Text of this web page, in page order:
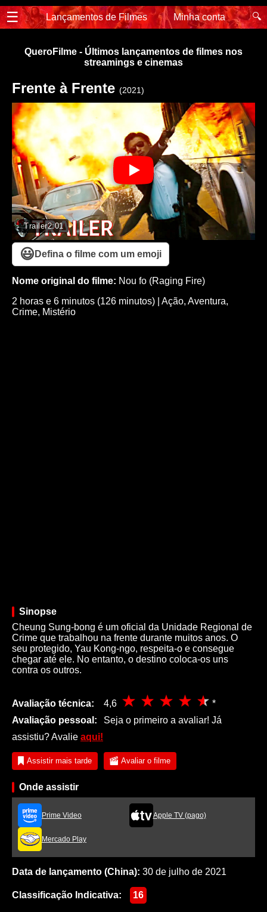
☰ Lançamentos de Filmes Minha conta 🔍
QueroFilme - Últimos lançamentos de filmes nos
streamings e cinemas
Frente à Frente (2021)
Trailer2:01
😃 Defina o filme com um emoji
Nome original do filme: Nou fo (Raging Fire)
2 horas e 6 minutos (126 minutos)
Ação, Aventura,
Crime, Mistério
Sinopse
Cheung Sung-bong é um oficial da Unidade Regional de
Crime que trabalhou na frente durante muitos anos. O
seu protegido, Yau Kong-ngo, respeita-o e consegue
chegar até ele. No entanto, o destino coloca-os uns
contra os outros.
Avaliação técnica: 4,6
*
Avaliação pessoal:
Seja o primeiro a avaliar! Já
assistiu? Avalie aqui!
Assistir mais tarde Avaliar o filme
Onde assistir
Prime Video Apple TV (pago)
Mercado Play
Data de lançamento (China): 30 de julho de 2021
Classificação Indicativa: 16